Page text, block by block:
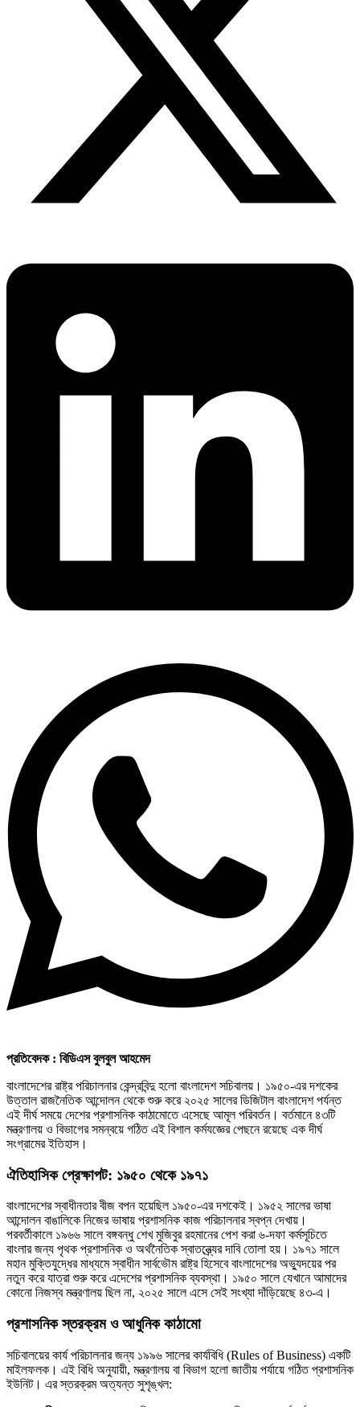
প্রতিবেদক : বিডিএস বুলবুল আহমেদ
বাংলাদেশের রাষ্ট্র পরিচালনার কেন্দ্রবিন্দু হলো বাংলাদেশ সচিবালয়। ১৯৫০-এর দশকের
উত্তাল রাজনৈতিক আন্দোলন থেকে শুরু করে ২০২৫ সালের ডিজিটাল বাংলাদেশ পর্যন্ত
এই দীর্ঘ সময়ে দেশের প্রশাসনিক কাঠামোতে এসেছে আমূল পরিবর্তন। বর্তমানে ৪৩টি
মন্ত্রণালয় ও বিভাগের সমন্বয়ে গঠিত এই বিশাল কর্মযজ্ঞের পেছনে রয়েছে এক দীর্ঘ
সংগ্রামের ইতিহাস।
ঐতিহাসিক প্রেক্ষাপট: ১৯৫০ থেকে ১৯৭১
বাংলাদেশের স্বাধীনতার বীজ বপন হয়েছিল ১৯৫০-এর দশকেই। ১৯৫২ সালের ভাষা
আন্দোলন বাঙালিকে নিজের ভাষায় প্রশাসনিক কাজ পরিচালনার স্বপ্ন দেখায়।
পরবর্তীকালে ১৯৬৬ সালে বঙ্গবন্ধু শেখ মুজিবুর রহমানের পেশ করা ৬-দফা কর্মসূচিতে
বাংলার জন্য পৃথক প্রশাসনিক ও অর্থনৈতিক স্বাতন্ত্র্যের দাবি তোলা হয়। ১৯৭১ সালে
মহান মুক্তিযুদ্ধের মাধ্যমে স্বাধীন সার্বভৌম রাষ্ট্র হিসেবে বাংলাদেশের অভ্যুদয়ের পর
নতুন করে যাত্রা শুরু করে এদেশের প্রশাসনিক ব্যবস্থা। ১৯৫০ সালে যেখানে আমাদের
কোনো নিজস্ব মন্ত্রণালয় ছিল না, ২০২৫ সালে এসে সেই সংখ্যা দাঁড়িয়েছে ৪৩-এ।
প্রশাসনিক স্তরক্রম ও আধুনিক কাঠামো
সচিবালয়ের কার্য পরিচালনার জন্য ১৯৯৬ সালের কার্যবিধি (Rules of Business) একটি
মাইলফলক। এই বিধি অনুযায়ী, মন্ত্রণালয় বা বিভাগ হলো জাতীয় পর্যায়ে গঠিত প্রশাসনিক
ইউনিট। এর স্তরক্রম অত্যন্ত সুশৃঙ্খল: